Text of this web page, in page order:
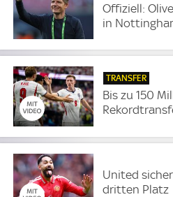
Offiziell:
in
TRANSFER
Bis zu 150
United
dritten Platz